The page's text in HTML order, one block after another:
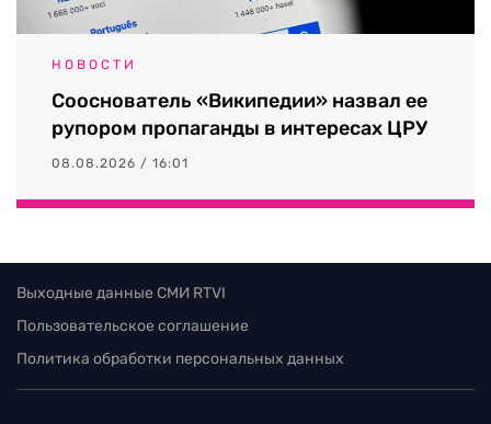
НОВОСТИ
Сооснователь «Википедии» назвал ее
рупором пропаганды в интересах ЦРУ
08.08.2026 / 16:01
Выходные данные СМИ RTVI
Пользовательское соглашение
Политика обработки персональных данных